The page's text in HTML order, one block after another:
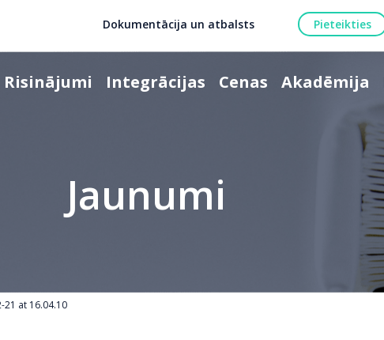
Dokumentācija un atbalsts Pieteikties
Risinājumi Integrācijas Cenas Akadēmija
Jaunumi
21 at 16.04.10